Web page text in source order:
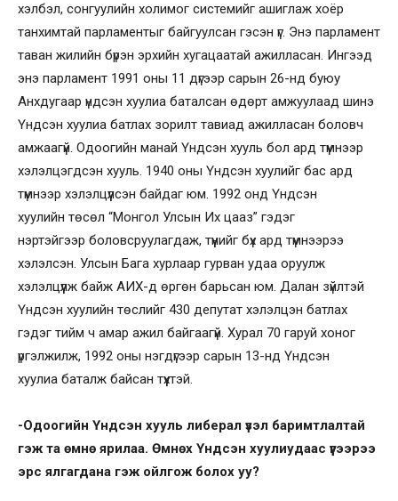
хэлбэл, сонгуулийн холимог системийг ашиглаж хоёр
танхимтай парламентыг байгуулсан гэсэн үг. Энэ парламент
таван жилийн бүрэн эрхийн хугацаатай ажилласан. Ингээд
энэ парламент 1991 оны 11 дүгээр сарын 26-нд буюу
Анхдугаар үндсэн хуулиа баталсан өдөрт амжуулаад шинэ
Үндсэн хуулиа батлах зорилт тавиад ажилласан боловч
амжаагүй. Одоогийн манай Үндсэн хууль бол ард түмнээр
хэлэлцэгдсэн хууль. 1940 оны Үндсэн хуулийг бас ард
түмнээр хэлэлцүүлсэн байдаг юм. 1992 онд Үндсэн
хуулийн төсөл “Монгол Улсын Их цааз” гэдэг
нэртэйгээр боловсруулагдаж, түүнийг бүх ард түмнээрээ
хэлэлсэн. Улсын Бага хурлаар гурван удаа оруулж
хэлэлцүүлж байж АИХ-д өргөн барьсан юм. Далан зүйлтэй
Үндсэн хуулийн төслийг 430 депутат хэлэлцэн батлах
гэдэг тийм ч амар ажил байгаагүй. Хурал 70 гаруй хоног
үргэлжилж, 1992 оны нэгдүгээр сарын 13-нд Үндсэн
хуулиа баталж байсан түүхтэй.
-Одоогийн Үндсэн хууль либерал үзэл баримтлалтай
гэж та өмнө ярилаа. Өмнөх Үндсэн хуулиудаас үүгээрээ
эрс ялгагдана гэж ойлгож болох уу?